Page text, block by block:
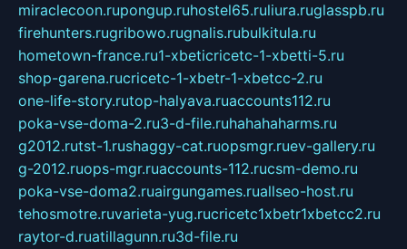
miraclecoon.rupongup.ruhostel65.ruliura.ruglasspb.ru
firehunters.rugribowo.rugnalis.rubulkitula.ru
hometown-france.ru1-xbeticricetc-1-xbetti-5.ru
shop-garena.rucricetc-1-xbetr-1-xbetcc-2.ru
one-life-story.rutop-halyava.ruaccounts112.ru
poka-vse-doma-2.ru3-d-file.ruhahahaharms.ru
g2012.rutst-1.rushaggy-cat.ruopsmgr.ruev-gallery.ru
g-2012.ruops-mgr.ruaccounts-112.rucsm-demo.ru
poka-vse-doma2.ruairgungames.ruallseo-host.ru
tehosmotre.ruvarieta-yug.rucricetc1xbetr1xbetcc2.ru
raytor-d.ruatillagunn.ru3d-file.ru